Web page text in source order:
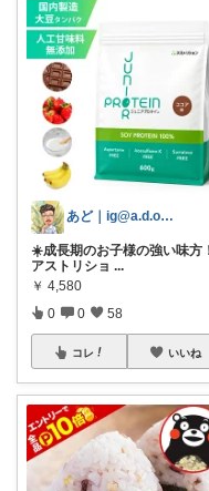
あど｜ig@a.d.o_protein
☀️成長期のお子様の強い味方！
アストリショ ...
￥ 4,580
0 0 58
コレ いいね